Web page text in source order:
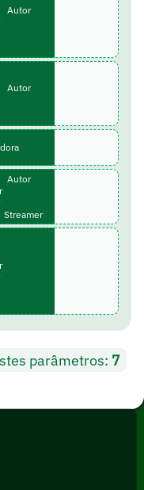
Autor
Autor
Autor
Streamer
parâmetros: 7